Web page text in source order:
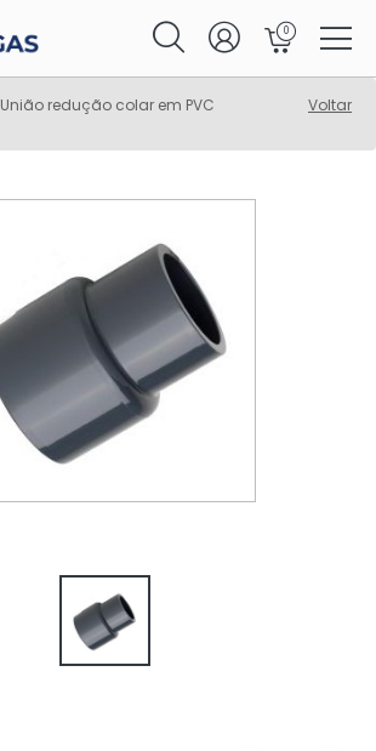
0
União redução colar em PVC
Voltar